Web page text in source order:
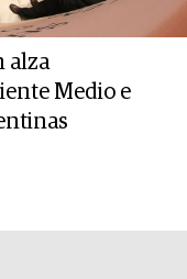
alza
Medio e